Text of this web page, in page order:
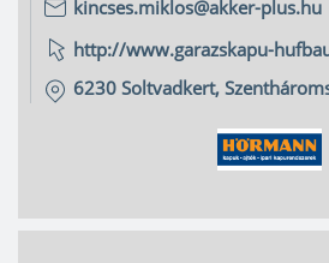
kincses.miklos@akker-plus.hu
http://www.garazskapu-
6230 Soltvadkert,